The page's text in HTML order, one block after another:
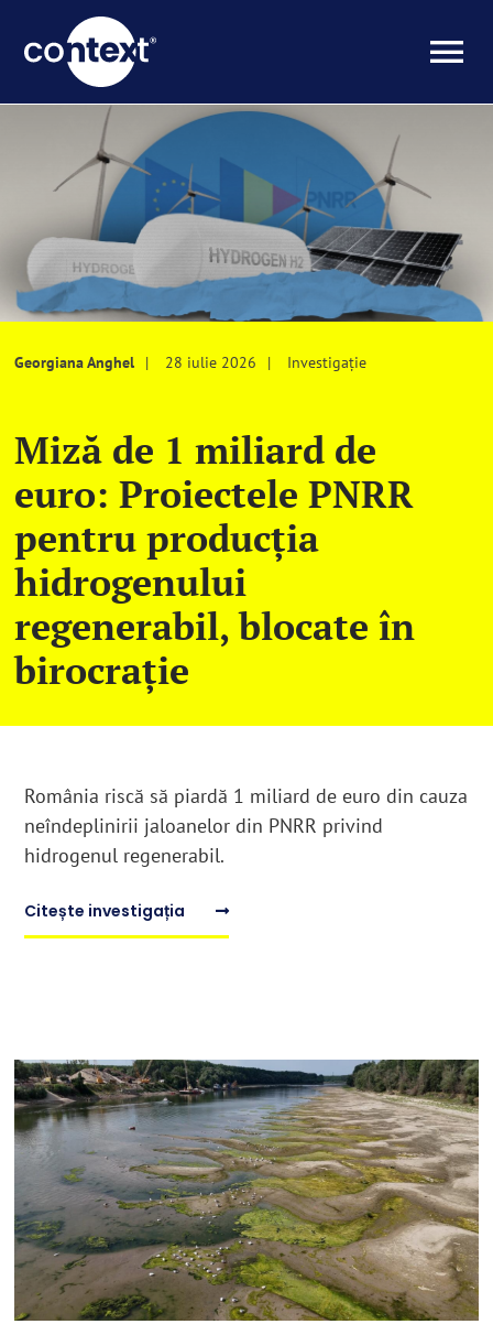
Investigații
Știri
Explicative
Despre noi
English
SUSȚINE
Cautare...
Georgiana Anghel 28 iulie 2026 Investigație
Miză de 1 miliard de
euro: Proiectele PNRR
pentru producția
hidrogenului
regenerabil, blocate în
birocrație
România riscă să piardă 1 miliard de euro din cauza
neîndeplinirii jaloanelor din PNRR privind
hidrogenul regenerabil.
Citește investigația